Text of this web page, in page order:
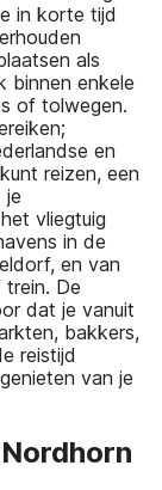
in korte tijd
als
binnen enkele
of tolwegen.
en
reizen, een
je
vliegtuig
in de
en van
De
dat je vanuit
bakkers,
reistijd
van je